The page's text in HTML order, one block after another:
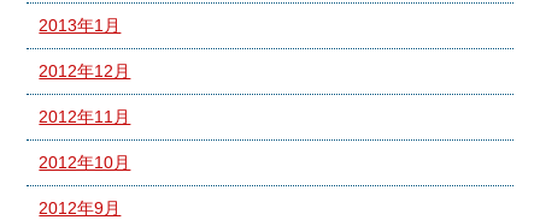
2013年1月
2012年12月
2012年11月
2012年10月
2012年9月